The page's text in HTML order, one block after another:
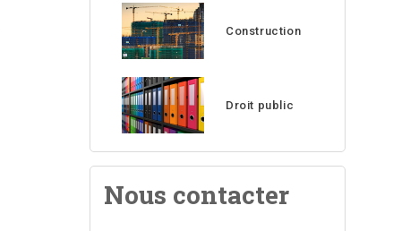
Construction
Droit public
Nous contacter